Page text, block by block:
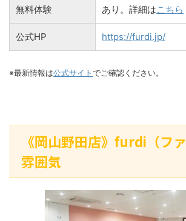
無料体験 あり。詳細はこちら
公式HP https://furdi.jp/
※最新情報は公式サイト でご確認ください。
《岡山野田店》furdi（ファ
雰囲気